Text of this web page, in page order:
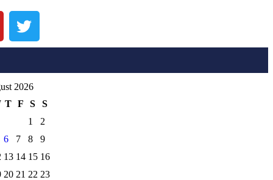
2026
T F S
S
1
2
6 7 8
9
13 14 15 16
20 21 22 23